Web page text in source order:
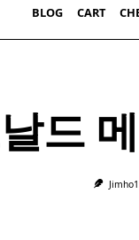
BLOG CART
드